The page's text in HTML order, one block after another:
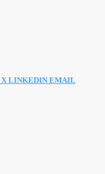
X LINKEDIN EMAIL